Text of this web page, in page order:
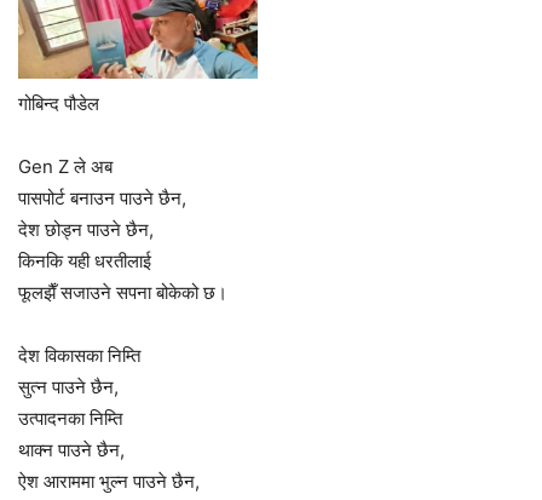
गोबिन्द पौडेल
Gen Z ले अब
पासपोर्ट बनाउन पाउने छैन,
देश छोड्न पाउने छैन,
किनकि यही धरतीलाई
फूलझैँ सजाउने सपना बोकेको छ।
देश विकासका निम्ति
सुत्न पाउने छैन,
उत्पादनका निम्ति
थाक्न पाउने छैन,
ऐश आराममा भुल्न पाउने छैन,